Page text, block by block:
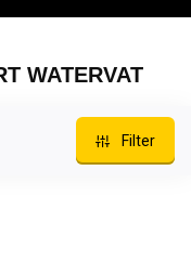
WATERVAT
Filter